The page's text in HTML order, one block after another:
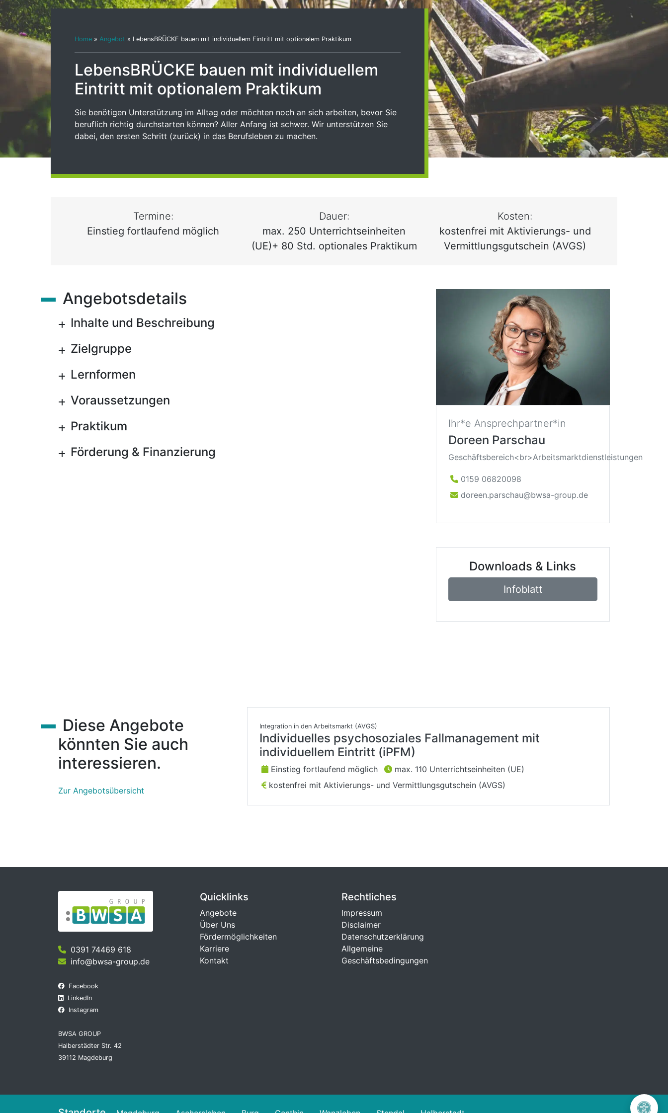
Home » Angebot » LebensBRÜCKE bauen mit individuellem Eintritt mit optionalem Praktikum
LebensBRÜCKE bauen mit individuellem
Eintritt mit optionalem Praktikum
Sie benötigen Unterstützung im Alltag oder möchten noch an sich arbeiten, bevor Sie
beruflich richtig durchstarten können? Aller Anfang ist schwer. Wir unterstützen Sie
dabei, den ersten Schritt (zurück) in das Berufsleben zu machen.
Termine:
Einstieg fortlaufend möglich
Dauer:
max. 250 Unterrichtseinheiten
(UE)+ 80 Std. optionales Praktikum
Kosten:
kostenfrei mit Aktivierungs- und
Vermittlungsgutschein (AVGS)
Angebotsdetails
Inhalte und Beschreibung
Zielgruppe
Lernformen
Voraussetzungen
Praktikum
Förderung & Finanzierung
Ihr*e Ansprechpartner*in
Doreen Parschau
Geschäftsbereich<br>Arbeitsmarktdienstleistungen
0159 06820098
doreen.parschau@bwsa-group.de
Downloads & Links
Infoblatt
Diese Angebote
könnten Sie auch
interessieren.
Zur Angebotsübersicht
Integration in den Arbeitsmarkt (AVGS)
Individuelles psychosoziales Fallmanagement mit
individuellem Eintritt (iPFM)
Einstieg fortlaufend möglich
max. 110 Unterrichtseinheiten (UE)
kostenfrei mit Aktivierungs- und Vermittlungsgutschein (AVGS)
0391 74469 618
info@bwsa-group.de
Facebook
LinkedIn
Instagram
BWSA GROUP
Halberstädter Str. 42
39112 Magdeburg
Quicklinks
Angebote
Über Uns
Fördermöglichkeiten
Karriere
Kontakt
Rechtliches
Impressum
Disclaimer
Datenschutzerklärung
Allgemeine
Geschäftsbedingungen